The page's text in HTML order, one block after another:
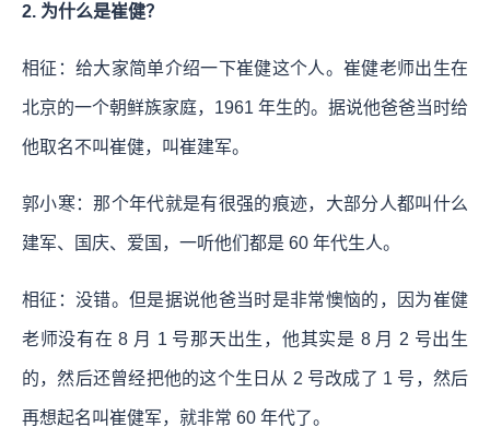
2. 为什么是崔健？
相征：给大家简单介绍一下崔健这个人。崔健老师出生在
北京的一个朝鲜族家庭，1961 年生的。据说他爸爸当时给
他取名不叫崔健，叫崔建军。
郭小寒：那个年代就是有很强的痕迹，大部分人都叫什么
建军、国庆、爱国，一听他们都是 60 年代生人。
相征：没错。但是据说他爸当时是非常懊恼的，因为崔健
老师没有在 8 月 1 号那天出生，他其实是 8 月 2 号出生
的，然后还曾经把他的这个生日从 2 号改成了 1 号，然后
再想起名叫崔健军，就非常 60 年代了。